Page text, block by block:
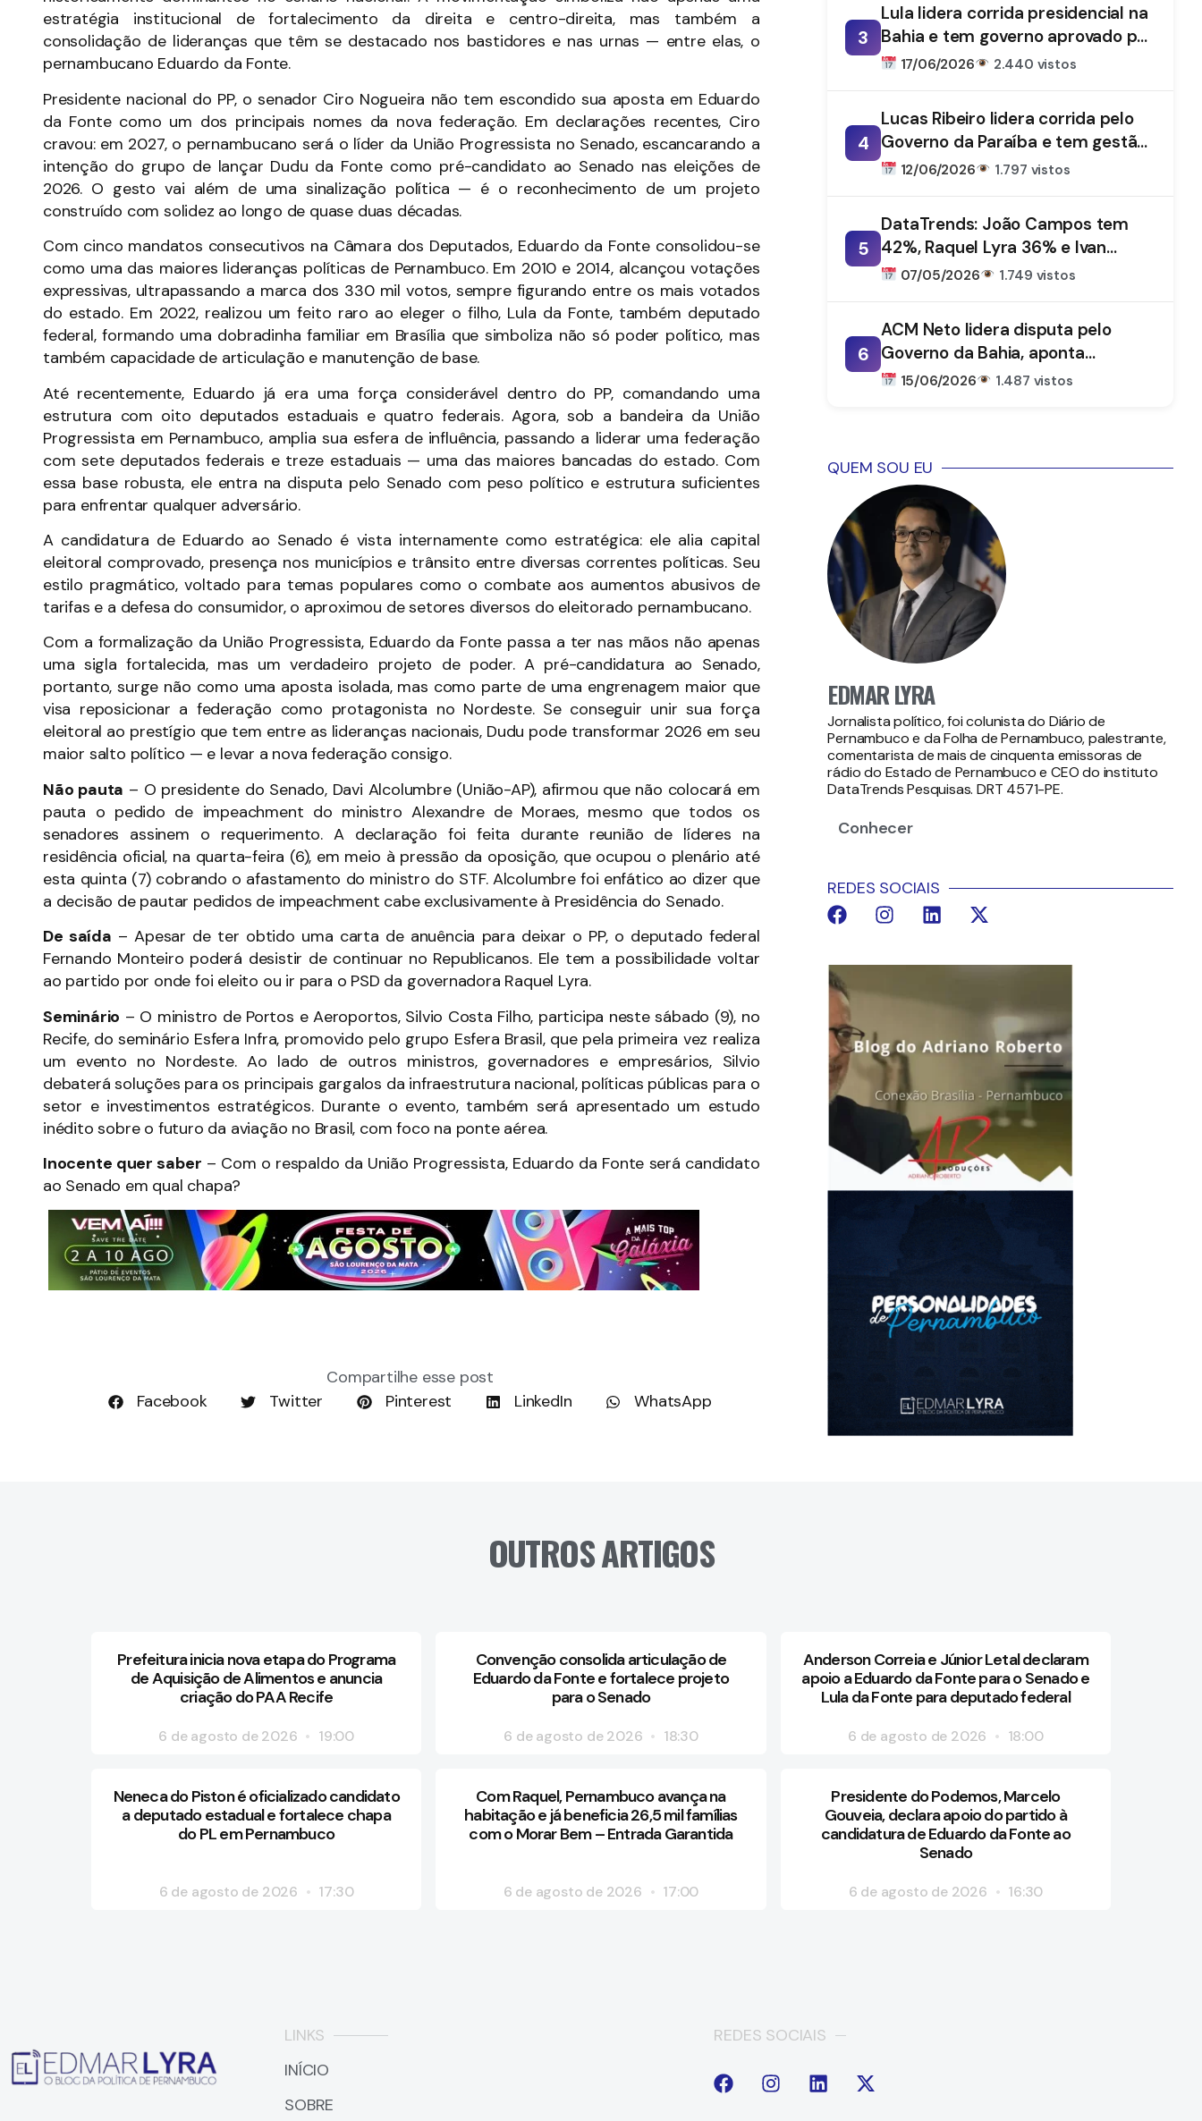
estratégia institucional de fortalecimento da direita e centro-direita, mas também a
consolidação de lideranças que têm se destacado nos bastidores e nas urnas — entre elas, o
pernambucano Eduardo da Fonte.
Presidente nacional do PP, o senador Ciro Nogueira não tem escondido sua aposta em Eduardo
da Fonte como um dos principais nomes da nova federação. Em declarações recentes, Ciro
cravou: em 2027, o pernambucano será o líder da União Progressista no Senado, escancarando a
intenção do grupo de lançar Dudu da Fonte como pré-candidato ao Senado nas eleições de
2026. O gesto vai além de uma sinalização política — é o reconhecimento de um projeto
construído com solidez ao longo de quase duas décadas.
Com cinco mandatos consecutivos na Câmara dos Deputados, Eduardo da Fonte consolidou-se
como uma das maiores lideranças políticas de Pernambuco. Em 2010 e 2014, alcançou votações
expressivas, ultrapassando a marca dos 330 mil votos, sempre figurando entre os mais votados
do estado. Em 2022, realizou um feito raro ao eleger o filho, Lula da Fonte, também deputado
federal, formando uma dobradinha familiar em Brasília que simboliza não só poder político, mas
também capacidade de articulação e manutenção de base.
Até recentemente, Eduardo já era uma força considerável dentro do PP, comandando uma
estrutura com oito deputados estaduais e quatro federais. Agora, sob a bandeira da União
Progressista em Pernambuco, amplia sua esfera de influência, passando a liderar uma federação
com sete deputados federais e treze estaduais — uma das maiores bancadas do estado. Com
essa base robusta, ele entra na disputa pelo Senado com peso político e estrutura suficientes
para enfrentar qualquer adversário.
A candidatura de Eduardo ao Senado é vista internamente como estratégica: ele alia capital
eleitoral comprovado, presença nos municípios e trânsito entre diversas correntes políticas. Seu
estilo pragmático, voltado para temas populares como o combate aos aumentos abusivos de
tarifas e a defesa do consumidor, o aproximou de setores diversos do eleitorado pernambucano.
Com a formalização da União Progressista, Eduardo da Fonte passa a ter nas mãos não apenas
uma sigla fortalecida, mas um verdadeiro projeto de poder. A pré-candidatura ao Senado,
portanto, surge não como uma aposta isolada, mas como parte de uma engrenagem maior que
visa reposicionar a federação como protagonista no Nordeste. Se conseguir unir sua força
eleitoral ao prestígio que tem entre as lideranças nacionais, Dudu pode transformar 2026 em seu
maior salto político — e levar a nova federação consigo.
Não pauta – O presidente do Senado, Davi Alcolumbre (União-AP), afirmou que não colocará em
pauta o pedido de impeachment do ministro Alexandre de Moraes, mesmo que todos os
senadores assinem o requerimento. A declaração foi feita durante reunião de líderes na
residência oficial, na quarta-feira (6), em meio à pressão da oposição, que ocupou o plenário até
esta quinta (7) cobrando o afastamento do ministro do STF. Alcolumbre foi enfático ao dizer que
a decisão de pautar pedidos de impeachment cabe exclusivamente à Presidência do Senado.
De saída – Apesar de ter obtido uma carta de anuência para deixar o PP, o deputado federal
Fernando Monteiro poderá desistir de continuar no Republicanos. Ele tem a possibilidade voltar
ao partido por onde foi eleito ou ir para o PSD da governadora Raquel Lyra.
Seminário – O ministro de Portos e Aeroportos, Silvio Costa Filho, participa neste sábado (9), no
Recife, do seminário Esfera Infra, promovido pelo grupo Esfera Brasil, que pela primeira vez realiza
um evento no Nordeste. Ao lado de outros ministros, governadores e empresários, Silvio
debaterá soluções para os principais gargalos da infraestrutura nacional, políticas públicas para o
setor e investimentos estratégicos. Durante o evento, também será apresentado um estudo
inédito sobre o futuro da aviação no Brasil, com foco na ponte aérea.
Inocente quer saber – Com o respaldo da União Progressista, Eduardo da Fonte será candidato
ao Senado em qual chapa?
Compartilhe esse post
Facebook
Twitter Pinterest LinkedIn WhatsApp
3
Lula lidera corrida presidencial na
Bahia e tem governo aprovado por
61%, aponta DataTrends
17/06/2026 2.440 vistos
4
Lucas Ribeiro lidera corrida pelo
Governo da Paraíba e tem gestão
aprovada por 66%, aponta
12/06/2026 1.797 vistos
5
DataTrends: João Campos tem
42%, Raquel Lyra 36% e Ivan
Moraes 1%
07/05/2026 1.749 vistos
6
ACM Neto lidera disputa pelo
Governo da Bahia, aponta
DataTrends
15/06/2026 1.487 vistos
QUEM SOU EU
EDMAR LYRA
Jornalista político, foi colunista do Diário de
Pernambuco e da Folha de Pernambuco, palestrante,
comentarista de mais de cinquenta emissoras de
rádio do Estado de Pernambuco e CEO do instituto
DataTrends Pesquisas. DRT 4571-PE.
Conhecer
REDES SOCIAIS
OUTROS ARTIGOS
Prefeitura inicia nova etapa do Programa
de Aquisição de Alimentos e anuncia
criação do PAA Recife
6 de agosto de 2026 19:00
Convenção consolida articulação de
Eduardo da Fonte e fortalece projeto
para o Senado
6 de agosto de 2026 18:30
Anderson Correia e Júnior Letal declaram
apoio a Eduardo da Fonte para o Senado e
Lula da Fonte para deputado federal
6 de agosto de 2026 18:00
Neneca do Piston é oficializado candidato
a deputado estadual e fortalece chapa
do PL em Pernambuco
6 de agosto de 2026 17:30
Com Raquel, Pernambuco avança na
habitação e já beneficia 26,5 mil famílias
com o Morar Bem – Entrada Garantida
6 de agosto de 2026 17:00
Presidente do Podemos, Marcelo
Gouveia, declara apoio do partido à
candidatura de Eduardo da Fonte ao
Senado
6 de agosto de 2026 16:30
LINKS
INÍCIO
SOBRE
REDES SOCIAIS